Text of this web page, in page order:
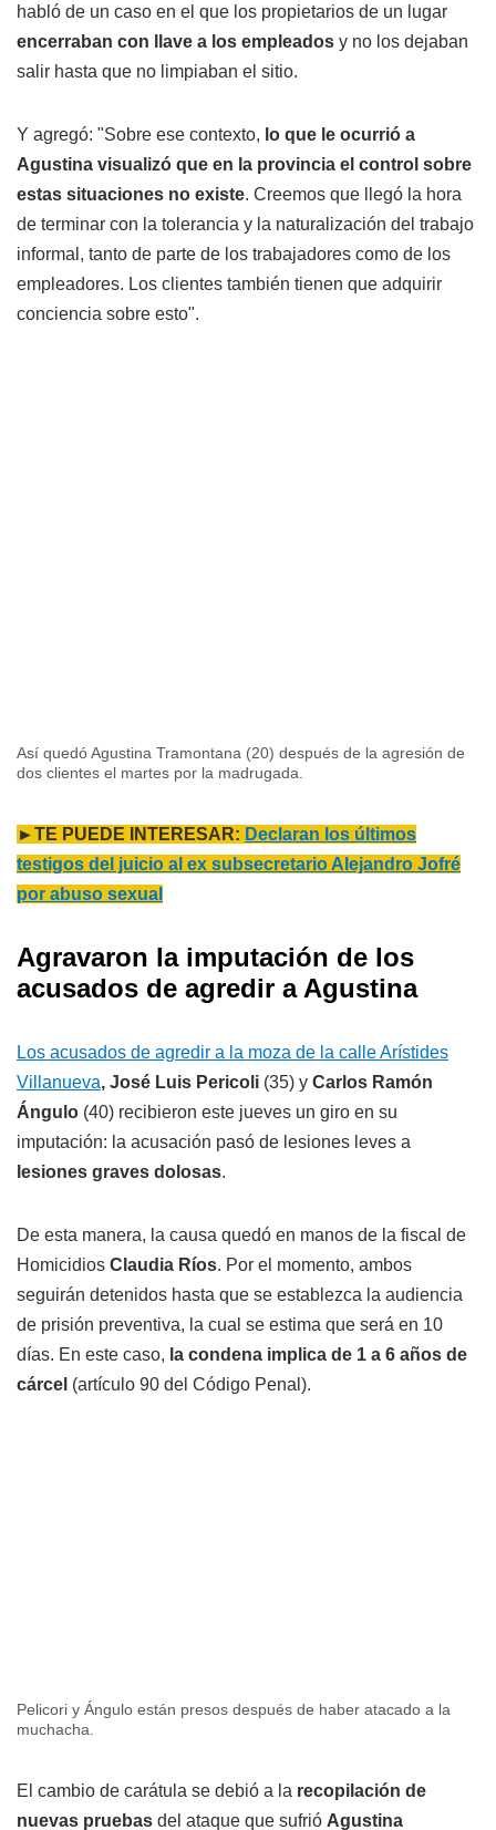
habló de un caso en el que los propietarios de un lugar
encerraban con llave a los empleados y no los dejaban
salir hasta que no limpiaban el sitio.
Y agregó: "Sobre ese contexto, lo que le ocurrió a
Agustina visualizó que en la provincia el control sobre
estas situaciones no existe. Creemos que llegó la hora
de terminar con la tolerancia y la naturalización del trabajo
informal, tanto de parte de los trabajadores como de los
empleadores. Los clientes también tienen que adquirir
conciencia sobre esto".
Así quedó Agustina Tramontana (20) después de la agresión de
dos clientes el martes por la madrugada.
►TE PUEDE INTERESAR: Declaran los últimos
testigos del juicio al ex subsecretario Alejandro Jofré
por abuso sexual
Agravaron la imputación de los
acusados de agredir a Agustina
Los acusados de agredir a la moza de la calle Arístides
Villanueva, José Luis Pericoli (35) y Carlos Ramón
Ángulo (40) recibieron este jueves un giro en su
imputación: la acusación pasó de lesiones leves a
lesiones graves dolosas.
De esta manera, la causa quedó en manos de la fiscal de
Homicidios Claudia Ríos. Por el momento, ambos
seguirán detenidos hasta que se establezca la audiencia
de prisión preventiva, la cual se estima que será en 10
días. En este caso, la condena implica de 1 a 6 años de
cárcel (artículo 90 del Código Penal).
Pelicori y Ángulo están presos después de haber atacado a la
muchacha.
El cambio de carátula se debió a la recopilación de
nuevas pruebas del ataque que sufrió Agustina